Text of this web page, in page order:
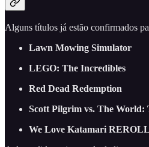
Alguns títulos já estão confirmados
Lawn Mowing Simulator
LEGO: The Incredibles
Red Dead Redemption
Scott Pilgrim vs. The World:
We Love Katamari